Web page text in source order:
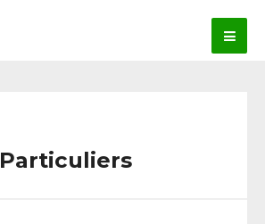
Particuliers